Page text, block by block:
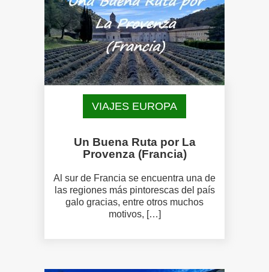
VIAJES EUROPA
Un Buena Ruta por La
Provenza (Francia)
Al sur de Francia se encuentra una de
las regiones más pintorescas del país
galo gracias, entre otros muchos
motivos, […]